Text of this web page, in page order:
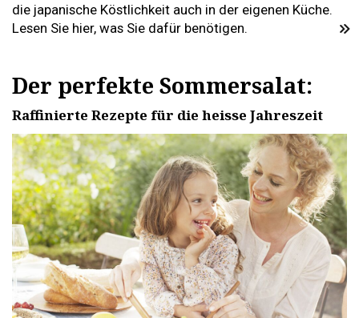
die japanische Köstlichkeit auch in der eigenen Küche.
Lesen Sie hier, was Sie dafür benötigen.
Der perfekte Sommersalat:
Raffinierte Rezepte für die heisse Jahreszeit